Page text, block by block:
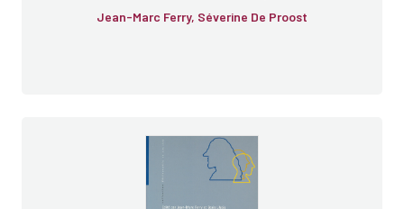
Jean-Marc Ferry, Séverine De Proost